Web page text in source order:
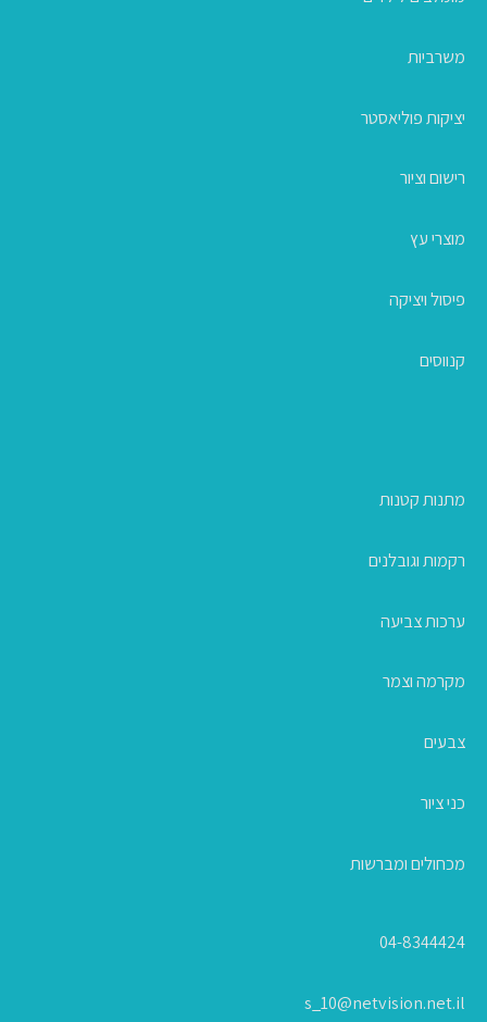
משרביות
יציקות פוליאסטר
רישום וציור
מוצרי עץ
פיסול ויציקה
קנווסים
מתנות קטנות
רקמות וגובלנים
ערכות צביעה
מקרמה וצמר
צבעים
כני ציור
מכחולים ומברשות
04-8344424
s_10@netvision.net.il